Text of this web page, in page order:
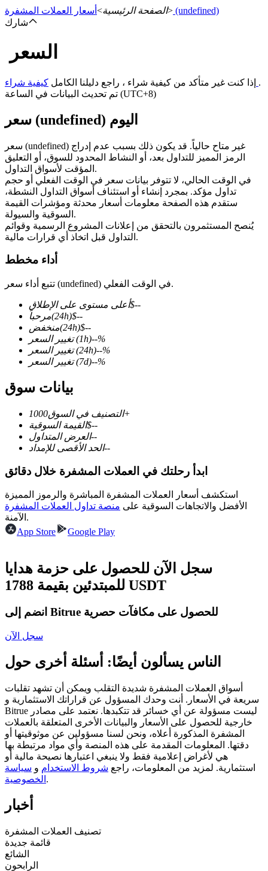
العقود الآجلة
العقود الآجلة USDT
العقود الآجلة باستخدام USDT كضمان
العقود الآجلة لـ COIN-M
العقود الآجلة للعملات المشفرة
TradFi
مشتقات الأسهم والعملات الأجنبية والمعادن الثمينة والسلع
العقود الآجلة USDC
العقود الآجلة باستخدام USDC كضمان
نسخ التداول
انضم إلى أفضل المتداولين
كن متداول نسخ
استمتع بتقاسم الأرباح وعمولات نسخ التداول
الصفحة الرئيسية> أسعار العملات المشفرة > (undefined)
شارك
السعر
إذا كنت غير متأكد من كيفية شراء ، راجع دليلنا الكامل .
تم تحديث البيانات في الساعة (UTC+8)
سعر (undefined) اليوم
سعر (undefined) غير متاح حالياً. قد يكون ذلك بسبب عدم إدراج
الرمز المميز للتداول بعد، أو النشاط المحدود للسوق، أو التعليق
المؤقت لأسواق التداول.
في الوقت الحالي، لا تتوفر بيانات سعر في الوقت الفعلي أو حجم
تداول مؤكد. بمجرد إنشاء أو استئناف أسواق التداول النشطة،
ستقدم هذه الصفحة معلومات أسعار محدثة ومؤشرات القيمة
السوقية والسيولة.
يُنصح المستثمرون بالتحقق من إعلانات المشروع الرسمية وقوائم
التداول قبل اتخاذ أي قرارات مالية.
أداء مخطط
تتبع أداء سعر (undefined) في الوقت الفعلي.
أعلى مستوى على الإطلاق$--
مرحباً
(24h)$--
منخفض
(24h)$--
تغيير السعر
(1h)--%
تغيير السعر
(24h)--%
تغيير السعر
(7d)--%
بيانات سوق
التصنيف في السوق1000+
القيمة السوقية$--
العرض المتداول--
الحد الأقصى للإمداد--
ابدأ رحلتك في العملات المشفرة خلال دقائق
استكشف أسعار العملات المشفرة المباشرة والرموز المميزة
الأفضل والاتجاهات السوقية على منصة تداول العملات المشفرة
الآمنة.
App Store
Google Play
سجل الآن للحصول على حزمة هدايا
للمبتدئين بقيمة 1788 USDT
انضم إلى Bitrue للحصول على مكافآت حصرية
سجل الآن
الناس يسألون أيضًا: أسئلة أخرى حول
أسواق العملات المشفرة شديدة التقلب ويمكن أن تشهد تقلبات
سريعة في الأسعار. أنت وحدك المسؤول عن قراراتك الاستثمارية و
Bitrue ليست مسؤولة عن أي خسائر قد تتكبدها. نعتمد على مصادر
خارجية للحصول على الأسعار والبيانات الأخرى المتعلقة بالعملات
المشفرة المذكورة أعلاه، ونحن لسنا مسؤولين عن موثوقيتها أو
دقتها. المعلومات المقدمة على هذه المنصة وأي مواد مرتبطة بها
هي لأغراض إعلامية فقط ولا ينبغي اعتبارها نصيحة مالية أو
استثمارية. لمزيد من المعلومات، راجع شروط الاستخدام و سياسة
الخصوصية .
أخبار
تصنيف العملات المشفرة
قائمة جديدة
الشائع
الرابحون